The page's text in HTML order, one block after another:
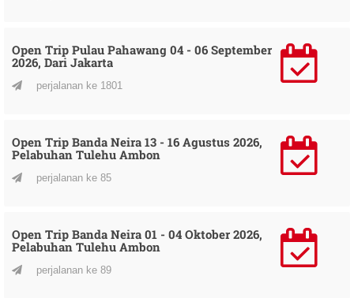
Open Trip Pulau Pahawang 04 - 06 September
2026, Dari Jakarta
perjalanan ke 1801
Open Trip Banda Neira 13 - 16 Agustus 2026,
Pelabuhan Tulehu Ambon
perjalanan ke 85
Open Trip Banda Neira 01 - 04 Oktober 2026,
Pelabuhan Tulehu Ambon
perjalanan ke 89